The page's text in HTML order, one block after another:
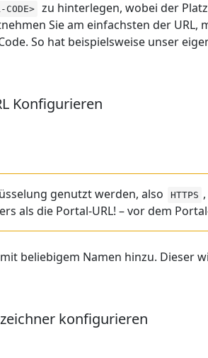
zu hinterlegen, wobei der
Sie am einfachsten der
So hat beispielsweise unser
Konfigurieren
genutzt werden, also HTTPS
als die Portal-URL! – vor dem
beliebigem Namen hinzu. Dieser
konfigurieren